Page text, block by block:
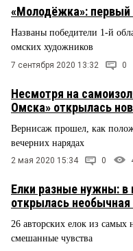
СТИЛЬ ЖИЗНИ
«Молодёжка»: первый
Названы победители 1-й
омских художников
7 сентября 2020 13:32 0
Несмотря на
Омска» открылась
Вернисаж прошел, как
вечерних нарядах
2 мая 2020 15:34 0
Елки разные нужны: в
открылась
26 авторских елок из
смешанные чувства